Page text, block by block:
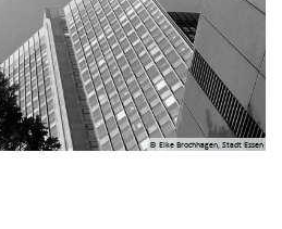
© Elke Brochhagen, Stadt Essen